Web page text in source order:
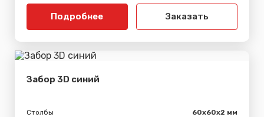
Подробнее Заказать
Забор 3D синий
Столбы
60х60х2 мм